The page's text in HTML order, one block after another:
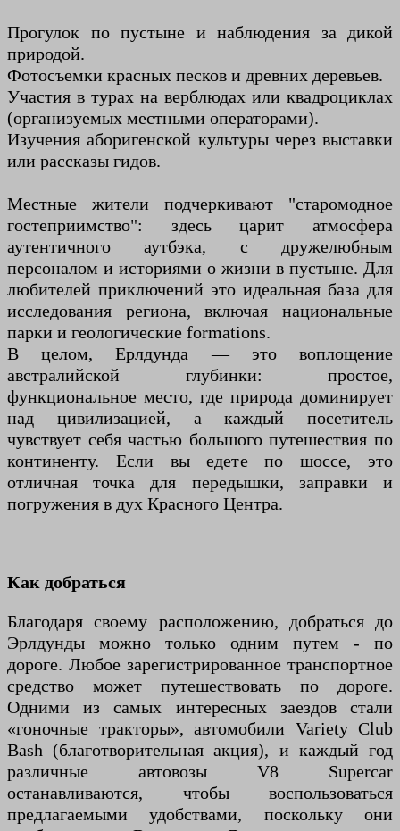
Прогулок по пустыне и наблюдения за дикой
природой.
Фотосъемки красных песков и древних деревьев.
Участия в турах на верблюдах или квадроциклах
(организуемых местными операторами).
Изучения аборигенской культуры через выставки
или рассказы гидов.
Местные жители подчеркивают "старомодное
гостеприимство": здесь царит атмосфера
аутентичного аутбэка, с дружелюбным
персоналом и историями о жизни в пустыне. Для
любителей приключений это идеальная база для
исследования региона, включая национальные
парки и геологические formations.
В целом, Ерлдунда — это воплощение
австралийской глубинки: простое,
функциональное место, где природа доминирует
над цивилизацией, а каждый посетитель
чувствует себя частью большого путешествия по
континенту. Если вы едете по шоссе, это
отличная точка для передышки, заправки и
погружения в дух Красного Центра.
Как добраться
Благодаря своему расположению, добраться до
Эрлдунды можно только одним путем - по
дороге. Любое зарегистрированное транспортное
средство может путешествовать по дороге.
Одними из самых интересных заездов стали
«гоночные тракторы», автомобили Variety Club
Bash (благотворительная акция), и каждый год
различные автовозы V8 Supercar
останавливаются, чтобы воспользоваться
предлагаемыми удобствами, поскольку они